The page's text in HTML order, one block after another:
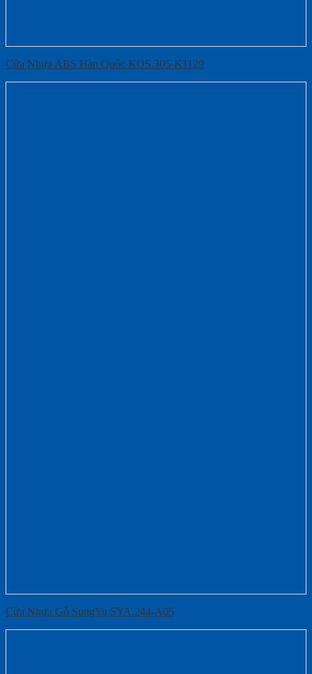
Cửa Nhựa ABS Hàn Quốc KOS.305-K1129
Cửa Nhựa Gỗ SungYu SYA.244-A05